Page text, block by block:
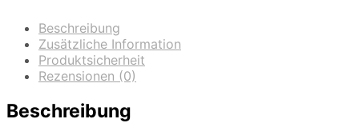
Beschreibung
Zusätzliche Information
Produktsicherheit
Rezensionen (0)
Beschreibung